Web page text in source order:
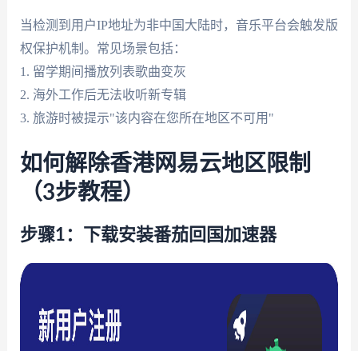
当检测到用户IP地址为非中国大陆时，音乐平台会触发版
权保护机制。常见场景包括：
1. 留学期间播放列表歌曲变灰
2. 海外工作后无法收听新专辑
3. 旅游时被提示"该内容在您所在地区不可用"
如何解除香港网易云地区限制
（3步教程）
步骤1：下载安装番茄回国加速器